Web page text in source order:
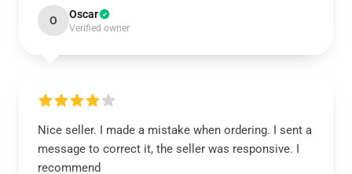
O Oscar
Verified owner
Nice seller. I made a mistake when ordering. I sent a
message to correct it, the seller was responsive. I
recommend